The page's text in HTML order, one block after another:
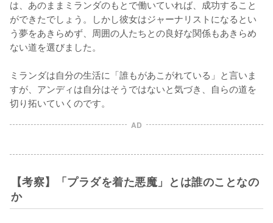
は、あのままミランダのもとで働いていれば、成功すること
ができたでしょう。しかし彼女はジャーナリストになるとい
う夢をあきらめず、周囲の人たちとの良好な関係もあきらめ
ない道を選びました。
ミランダは自分の生活に「誰もがあこがれている」と言いま
すが、アンディは自分はそうではないと気づき、自らの道を
切り拓いていくのです。
AD
【考察】「プラダを着た悪魔」とは誰のことなの
か